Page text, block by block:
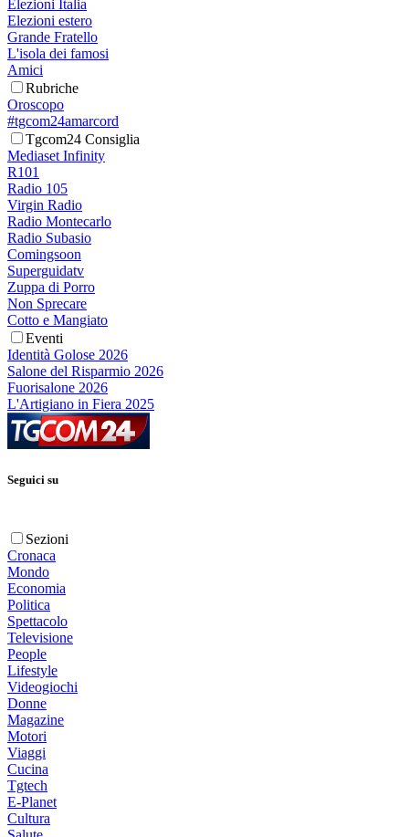
Elezioni Italia
Elezioni estero
Grande Fratello
L'isola dei famosi
Amici
Rubriche
Oroscopo
#tgcom24amarcord
Tgcom24 Consiglia
Mediaset Infinity
R101
Radio 105
Virgin Radio
Radio Montecarlo
Radio Subasio
Comingsoon
Superguidatv
Zuppa di Porro
Non Sprecare
Cotto e Mangiato
Eventi
Identità Golose 2026
Salone del Risparmio 2026
Fuorisalone 2026
L'Artigiano in Fiera 2025
Seguici su
Sezioni
Cronaca
Mondo
Economia
Politica
Spettacolo
Televisione
People
Lifestyle
Videogiochi
Donne
Magazine
Motori
Viaggi
Cucina
Tgtech
E-Planet
Cultura